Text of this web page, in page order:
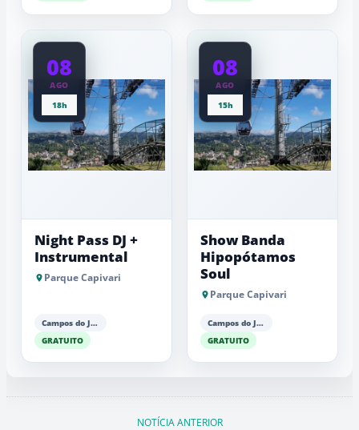
08
AGO
18h
Night Pass DJ +
Instrumental
Parque Capivari
Campos do Jordão
GRATUITO
08
AGO
15h
Show Banda
Hipopótamos
Soul
Parque Capivari
Campos do Jordão
GRATUITO
NOTÍCIA ANTERIOR